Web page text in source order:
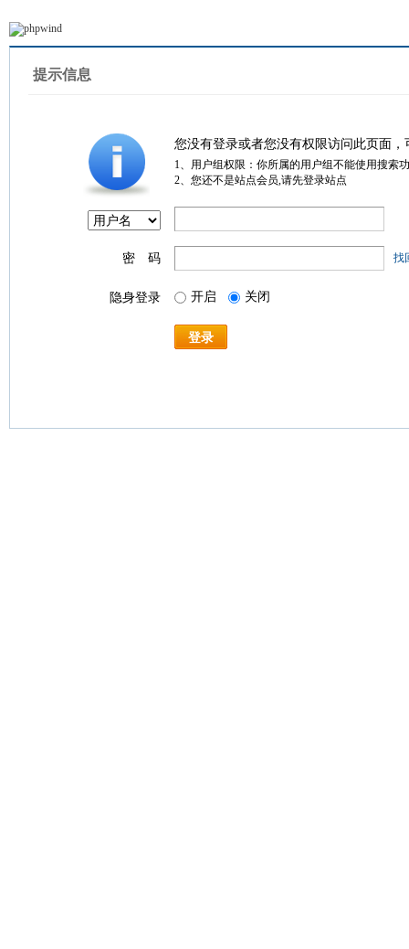
提示信息
您没有登录或者您没有权限访问此页面
1、用户组权限：你所属的用户组不能使用搜索
2、您还不是站点会员,请先登录站点
密 码 找
隐身登录 开启 关闭
登录